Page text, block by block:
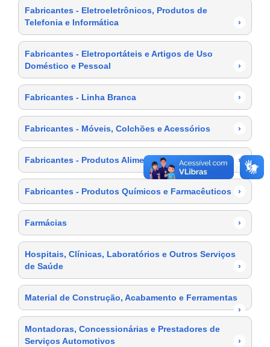
Fabricantes - Eletroeletrônicos, Produtos de
Telefonia e Informática
›
Fabricantes - Eletroportáteis e Artigos de Uso
Doméstico e Pessoal
›
Fabricantes - Linha Branca ›
Fabricantes - Móveis, Colchões e Acessórios ›
Fabricantes - Produtos Alimentícios ›
Fabricantes - Produtos Químicos e Farmacêuticos ›
Farmácias ›
Hospitais, Clínicas, Laboratórios e Outros Serviços
de Saúde
›
Material de Construção, Acabamento e Ferramentas
›
Montadoras, Concessionárias e Prestadores de
Serviços Automotivos
›